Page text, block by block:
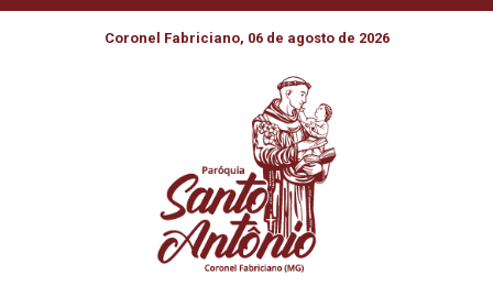
Coronel Fabriciano, 06 de agosto de 2026